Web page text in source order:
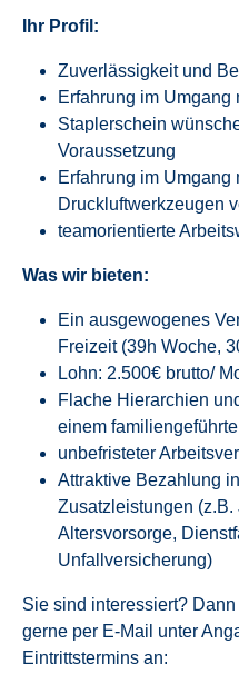
Ihr Profil:
Zuverlässigkeit und
Erfahrung im Umgang
Staplerschein
Voraussetzung
Erfahrung im Umgang
Druckluftwerkzeugen
teamorientierte
Was wir bieten:
Ein ausgewogenes
Freizeit (39h Woche,
Lohn: 2.500€ brutto/
Flache Hierarchien
einem
unbefristeter
Attraktive Bezahlung
Zusatzleistungen
Altersvorsorge,
Unfallversicherung)
Sie sind interessiert?
gerne per E-Mail unter
Eintrittstermins an: